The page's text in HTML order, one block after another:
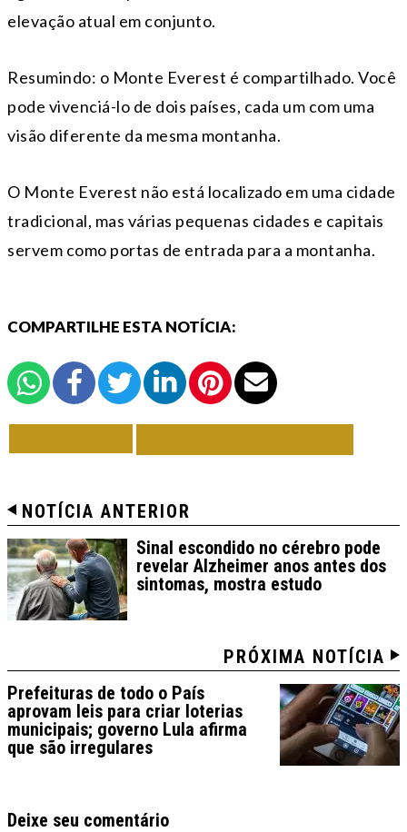
elevação atual em conjunto.
Resumindo: o Monte Everest é compartilhado. Você
pode vivenciá-lo de dois países, cada um com uma
visão diferente da mesma montanha.
O Monte Everest não está localizado em uma cidade
tradicional, mas várias pequenas cidades e capitais
servem como portas de entrada para a montanha.
COMPARTILHE ESTA NOTÍCIA:
NOTÍCIA ANTERIOR
Sinal escondido no cérebro pode
revelar Alzheimer anos antes dos
sintomas, mostra estudo
PRÓXIMA NOTÍCIA
Prefeituras de todo o País
aprovam leis para criar loterias
municipais; governo Lula afirma
que são irregulares
Deixe seu comentário